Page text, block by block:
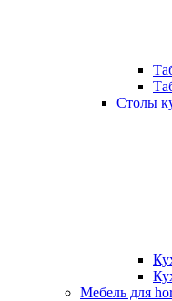
Столы
Мебель для